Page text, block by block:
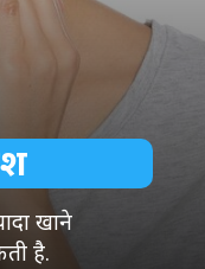
खाने
है.